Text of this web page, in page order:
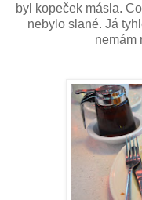
byl kopeček másla.
nebylo slané. Já
nemám